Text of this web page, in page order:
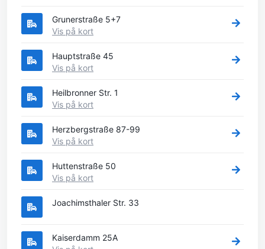
Grunerstraße 5+7
Vis på kort
Hauptstraße 45
Vis på kort
Heilbronner Str. 1
Vis på kort
Herzbergstraße 87-99
Vis på kort
Huttenstraße 50
Vis på kort
Joachimsthaler Str. 33
Kaiserdamm 25A